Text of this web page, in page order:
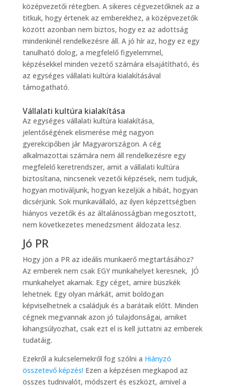
középvezetői rétegben. A sikeres cégvezetőknek az a
titkuk, hogy értenek az emberekhez, a középvezetők
között azonban nem biztos, hogy ez az adottság
mindenkinél rendelkezésre áll. A jó hír az, hogy ez egy
tanulható dolog, a megfelelő figyelemmel,
képzésekkel minden vezető számára elsajátítható, és
az egységes vállalati kultúra kialakításával
támogatható.
Vállalati kultúra kialakítása
Az egységes vállalati kultúra kialakítása,
jelentőségének elismerése még nagyon
gyerekcipőben jár Magyarországon. A cég
alkalmazottai számára nem áll rendelkezésre egy
megfelelő keretrendszer, amit a vállalati kultúra
biztosítana, nincsenek vezetői képzések, nem tudjuk,
hogyan motiváljunk, hogyan kezeljük a hibát, hogyan
dicsérjünk. Sok munkavállaló, az ilyen képzettségben
hiányos vezetők és az általánosságban megosztott,
nem következetes menedzsment áldozata lesz.
Jó PR
Hogy jön a PR az ideális munkaerő megtartásához?
Az emberek nem csak EGY munkahelyet keresnek, JÓ
munkahelyet akarnak. Egy céget, amire büszkék
lehetnek. Egy olyan márkát, amit boldogan
képviselhetnek a családjuk és a barátaik előtt. Minden
cégnek megvannak azon jó tulajdonságai, amiket
kihangsúlyozhat, csak ezt el is kell juttatni az emberek
tudatáig.
Ezekről a kulcselemekről fog szólni a Hiányzó
összetevő képzés! Ezen a képzésen megkapod az
összes tudnivalót, módszert és eszközt, amivel a